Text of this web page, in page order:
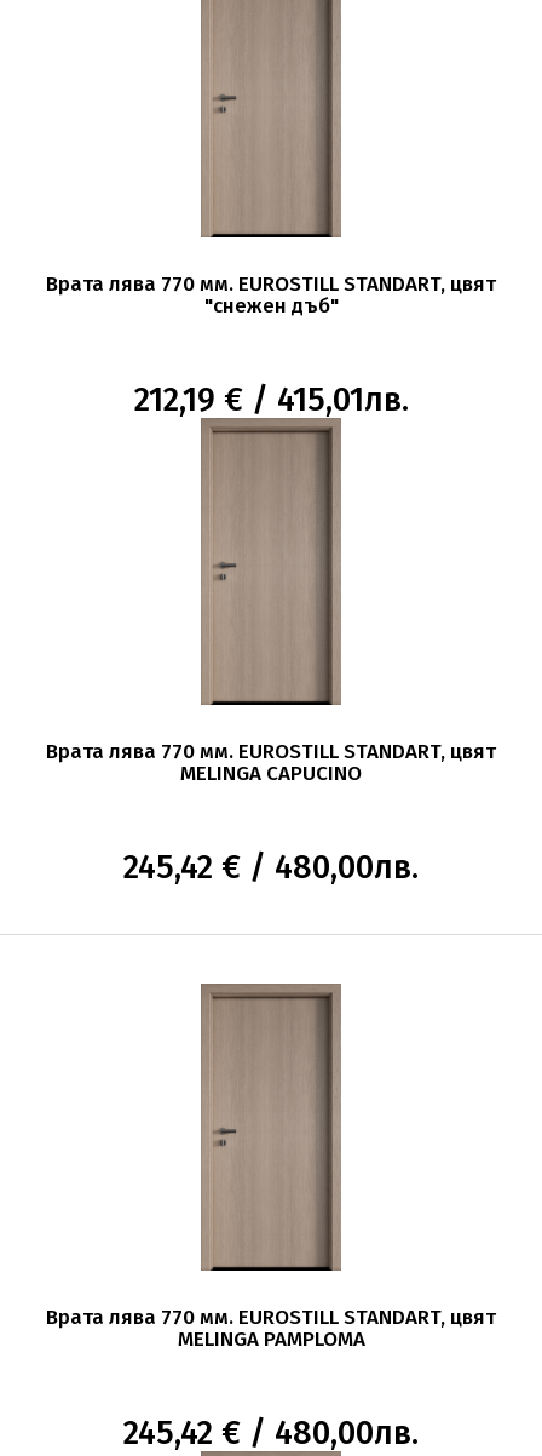
Врата лява 770 мм. EUROSTILL STANDART, цвят
"снежен дъб"
212,19 € / 415,01лв.
Врата лява 770 мм. EUROSTILL STANDART, цвят
MELINGA CAPUCINO
245,42 € / 480,00лв.
Врата лява 770 мм. EUROSTILL STANDART, цвят
MELINGA PAMPLOMA
245,42 € / 480,00лв.